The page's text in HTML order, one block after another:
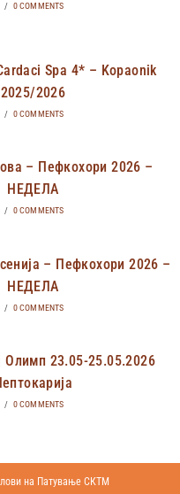
/ 0 COMMENTS
Spa 4* – Kopaonik
2025/2026
/ 0 COMMENTS
– Пефкохори 2026 –
НЕДЕЛА
/ 0 COMMENTS
– Пефкохори 2026 –
НЕДЕЛА
/ 0 COMMENTS
Олимп 23.05-25.05.2026
/ 0 COMMENTS
на Патување СКТМ